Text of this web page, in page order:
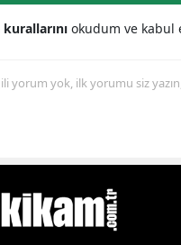
okudum ve kabul
yorum yok, ilk yorumu siz